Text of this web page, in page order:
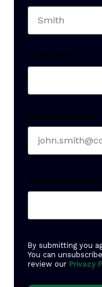
Seniority *
Business email *
Create Password
By submitting you
You can
review our Privacy